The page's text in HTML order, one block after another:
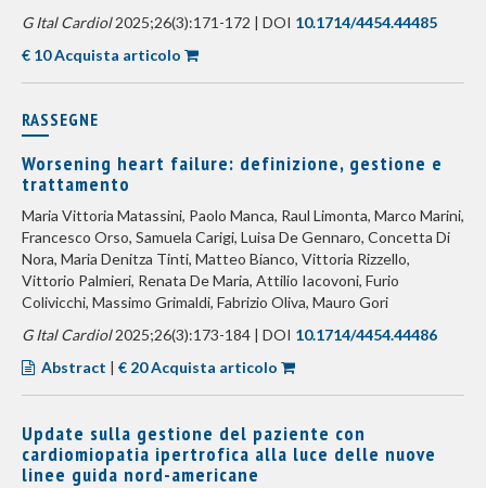
G Ital Cardiol2025;26(3):171-172 | DOI 10.1714/4454.44485
€ 10 Acquista articolo
RASSEGNE
Worsening heart failure: definizione, gestione e
trattamento
Maria Vittoria Matassini, Paolo Manca, Raul Limonta, Marco Marini,
Francesco Orso, Samuela Carigi, Luisa De Gennaro, Concetta Di
Nora, Maria Denitza Tinti, Matteo Bianco, Vittoria Rizzello,
Vittorio Palmieri, Renata De Maria, Attilio Iacovoni, Furio
Colivicchi, Massimo Grimaldi, Fabrizio Oliva, Mauro Gori
G Ital Cardiol2025;26(3):173-184 | DOI 10.1714/4454.44486
Abstract | € 20 Acquista articolo
Update sulla gestione del paziente con
cardiomiopatia ipertrofica alla luce delle nuove
linee guida nord-americane